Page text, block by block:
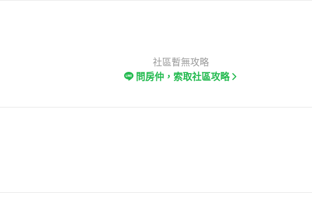
社區暫無攻略
問房仲，索取社區攻略